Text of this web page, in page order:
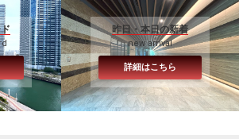
昨日・本日の新着
new arrival
詳細はこちら